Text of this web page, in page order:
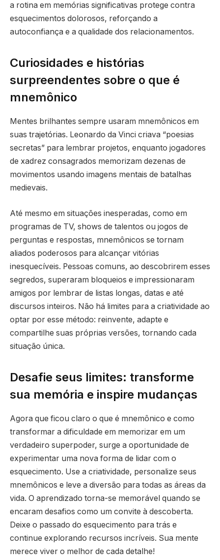
a rotina em memórias significativas protege contra
esquecimentos dolorosos, reforçando a
autoconfiança e a qualidade dos relacionamentos.
Curiosidades e histórias
surpreendentes sobre o que é
mnemônico
Mentes brilhantes sempre usaram mnemônicos em
suas trajetórias. Leonardo da Vinci criava “poesias
secretas” para lembrar projetos, enquanto jogadores
de xadrez consagrados memorizam dezenas de
movimentos usando imagens mentais de batalhas
medievais.
Até mesmo em situações inesperadas, como em
programas de TV, shows de talentos ou jogos de
perguntas e respostas, mnemônicos se tornam
aliados poderosos para alcançar vitórias
inesquecíveis. Pessoas comuns, ao descobrirem esses
segredos, superaram bloqueios e impressionaram
amigos por lembrar de listas longas, datas e até
discursos inteiros. Não há limites para a criatividade ao
optar por esse método: reinvente, adapte e
compartilhe suas próprias versões, tornando cada
situação única.
Desafie seus limites: transforme
sua memória e inspire mudanças
Agora que ficou claro o que é mnemônico e como
transformar a dificuldade em memorizar em um
verdadeiro superpoder, surge a oportunidade de
experimentar uma nova forma de lidar com o
esquecimento. Use a criatividade, personalize seus
mnemônicos e leve a diversão para todas as áreas da
vida. O aprendizado torna-se memorável quando se
encaram desafios como um convite à descoberta.
Deixe o passado do esquecimento para trás e
continue explorando recursos incríveis. Sua mente
merece viver o melhor de cada detalhe!